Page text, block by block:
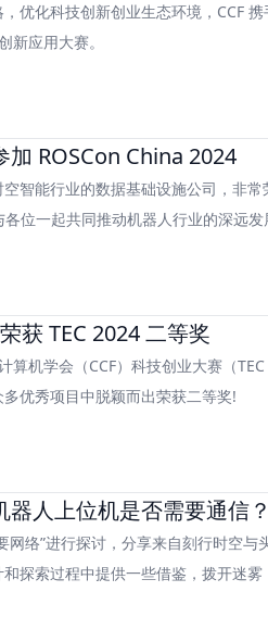
优化科技创新创业生态环境，CCF
新应用大赛。
ROSCon China 2024
智能行业的数据基础设施公司，非
位一起共同推动机器人行业的深远发
获 TEC 2024 二等奖
算机学会（CCF）科技创业大赛（
优秀项目中脱颖而出荣获二等奖!
器人上位机是否需要通信？
网络”进行探讨，分享来自刻行时空
探索过程中提供一些借鉴，拨开迷雾